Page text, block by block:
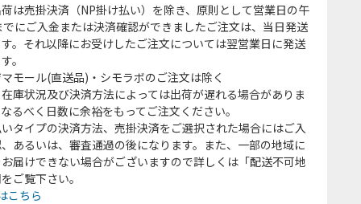
は売掛決済（NP掛け払い）を除き、原則として営業日の午
にご入金または決済確認ができましたご注文は、当日発送
。それ以降にお受けしたご注文については翌営業日に発送
。
モール(直送品)・シモラボのご注文は除く
庫状況及び決済方法によっては出荷が遅れる場合がありま
るべく日数に余裕をもってご注文ください。
タイプの決済方法、売掛決済をご選択された場合にはご入
あるいは、審査通過の後になります。また、一部の地域に
届けできない場合がございますので詳しくは「配送不可地
ご覧下さい。
こちら